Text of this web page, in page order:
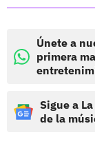
Únete a
primera
Sigue a
de la